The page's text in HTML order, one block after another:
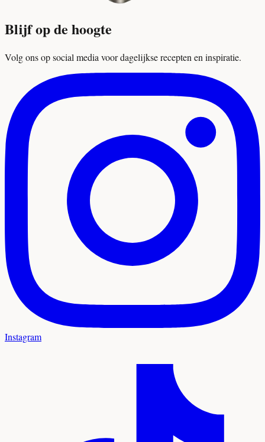
Blijf op de hoogte
Volg ons op social media voor dagelijkse recepten en inspiratie.
Instagram